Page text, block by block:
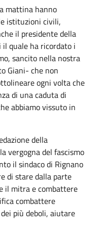
mattina hanno
istituzioni civili,
il presidente della
il quale ha ricordato i
sancito nella nostra
Giani- che non
ogni volta che
di una caduta di
abbiamo vissuto in
della
vergogna del fascismo
il sindaco di Rignano
di stare dalla parte
il mitra e combattere
combattere
più deboli, aiutare